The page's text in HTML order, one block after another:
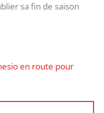
sa fin de saison
en route pour